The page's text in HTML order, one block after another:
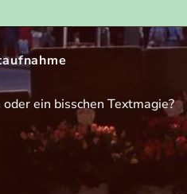
ein bisschen Textmagie?